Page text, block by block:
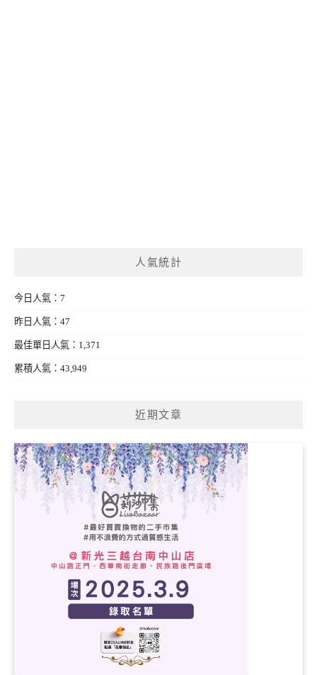
人氣統計
今日人氣：7
昨日人氣：47
最佳單日人氣：1,371
累積人氣：43,949
近期文章